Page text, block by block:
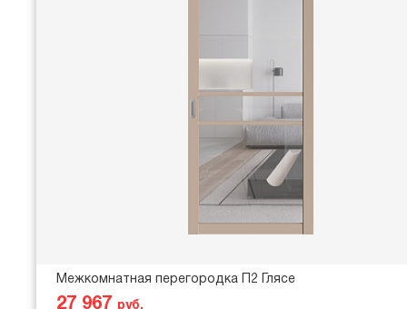
Межкомнатная перегородка П2 Глясе
27 967 руб.